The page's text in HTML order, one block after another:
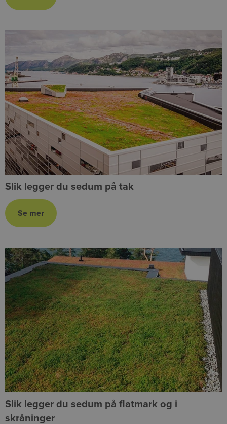
Slik legger du sedum på tak
Slik legger du sedum på flatmark og i
skråninger